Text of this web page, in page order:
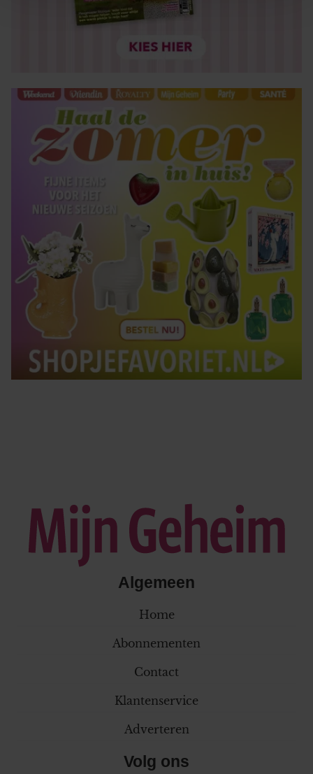
personaliseren, om functies voor social media te bieden
en om ons websiteverkeer te analyseren. Ook delen we
informatie over uw gebruik van onze site met onze
informatie die u aan ze heeft verstrekt of die ze hebben
verzameld op basis van uw gebruik van hun services. U
gaat akkoord met onze cookies als u onze website blijft
gebruiken.
Algemeen
Home
Abonnementen
Contact
Klantenservice
Adverteren
Volg ons